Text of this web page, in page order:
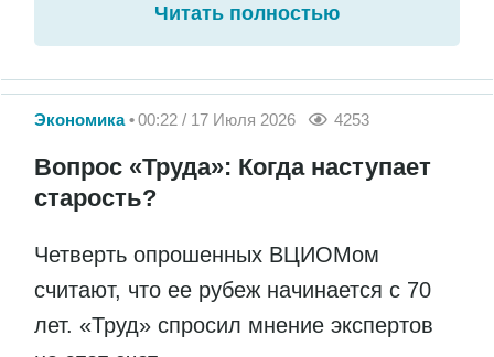
Читать полностью
Экономика 00:22 / 17 Июля 2026 4253
Вопрос «Труда»: Когда наступает
старость?
Четверть опрошенных ВЦИОМом
считают, что ее рубеж начинается с 70
лет. «Труд» спросил мнение экспертов